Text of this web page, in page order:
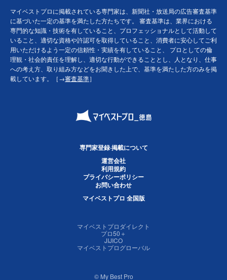
マイベストプロに掲載されている専門家は、新聞社・放送局の広告審査基準
に基づいた一定の基準を満たした方たちです。 審査基準は、業界における
専門的な知識・技術を有していること、プロフェッショナルとして活動して
いること、適切な資格や許認可を取得していること、消費者に安心してご利
用いただけるよう一定の信頼性・実績を有していること、 プロとしての倫
理観・社会的責任を理解し、適切な行動ができることとし、人となり、仕事
への考え方、取り組み方などをお聞きした上で、基準を満たした方のみを掲
載しています。［→審査基準］
専門家登録·掲載について
運営会社
利用規約
プライバシーポリシー
お問い合わせ
マイベストプロ 全国版
マイベストプロダイレクト
プロ50＋
JIJICO
マイベストプログローバル
© My Best Pro